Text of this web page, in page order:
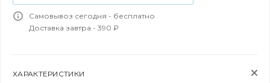
Самовывоз сегодня - бесплатно
Доставка завтра - 390 ₽
ХАРАКТЕРИСТИКИ